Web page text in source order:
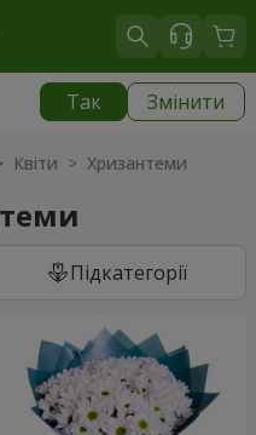
Так Змінити
Квіти > Хризантеми
Підкатегорії